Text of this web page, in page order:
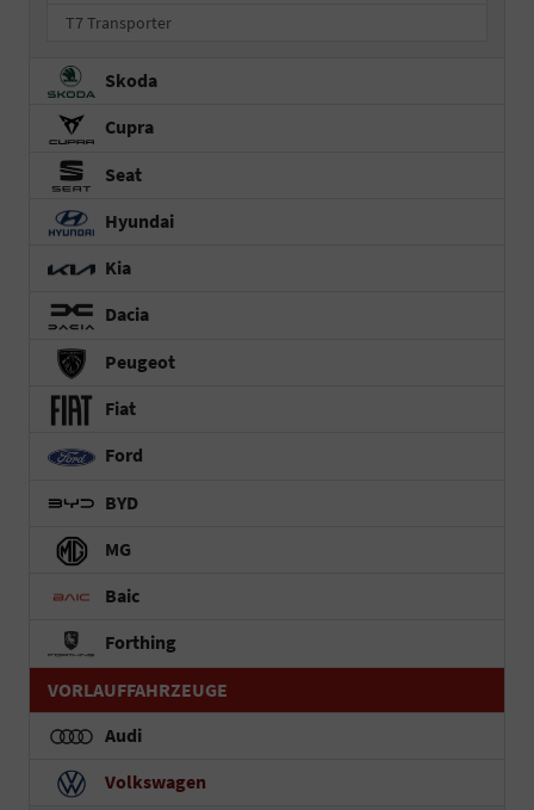
T7 Transporter
Skoda
Cupra
Seat
Hyundai
Kia
Dacia
Peugeot
Fiat
Ford
BYD
MG
Baic
Forthing
VORLAUFFAHRZEUGE
Audi
Volkswagen